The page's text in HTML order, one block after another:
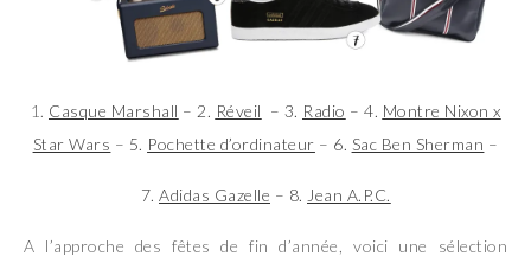
1. Casque Marshall – 2. Réveil – 3. Radio – 4. Montre Nixon x
Star Wars – 5. Pochette d’ordinateur – 6. Sac Ben Sherman –
7. Adidas Gazelle – 8. Jean A.P.C.
A l’approche des fêtes de fin d’année, voici une sélection